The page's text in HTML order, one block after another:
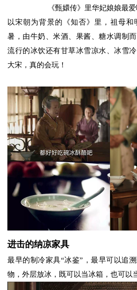
《甄嬛传》里华妃娘娘最
以宋朝为背景的《知否》里，祖母和
暑，由牛奶、米酒、果酱、糖水调制
流行的冰饮还有甘草冰雪凉水、冰雪
大宋，真的会玩！
进击的纳凉家具
最早的制冷家具“冰鉴”，最早可以追
物，外层放冰，既可以当冰箱，也可以